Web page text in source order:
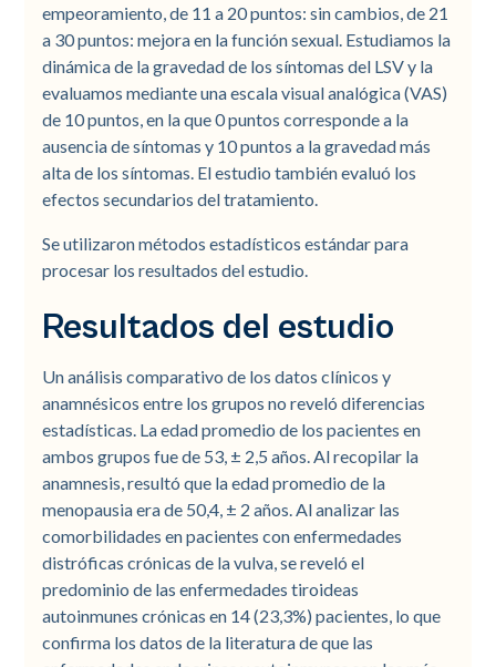
empeoramiento, de 11 a 20 puntos: sin cambios, de 21
a 30 puntos: mejora en la función sexual. Estudiamos la
dinámica de la gravedad de los síntomas del LSV y la
evaluamos mediante una escala visual analógica (VAS)
de 10 puntos, en la que 0 puntos corresponde a la
ausencia de síntomas y 10 puntos a la gravedad más
alta de los síntomas. El estudio también evaluó los
efectos secundarios del tratamiento.
Se utilizaron métodos estadísticos estándar para
procesar los resultados del estudio.
Resultados del estudio
Un análisis comparativo de los datos clínicos y
anamnésicos entre los grupos no reveló diferencias
estadísticas. La edad promedio de los pacientes en
ambos grupos fue de 53, ± 2,5 años. Al recopilar la
anamnesis, resultó que la edad promedio de la
menopausia era de 50,4, ± 2 años. Al analizar las
comorbilidades en pacientes con enfermedades
distróficas crónicas de la vulva, se reveló el
predominio de las enfermedades tiroideas
autoinmunes crónicas en 14 (23,3%) pacientes, lo que
confirma los datos de la literatura de que las